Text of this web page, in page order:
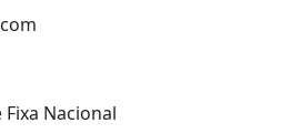
Nacional